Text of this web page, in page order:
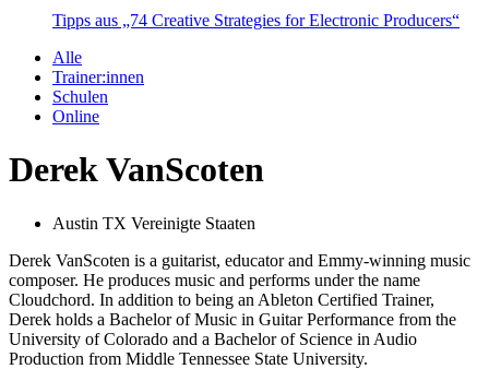
Tipps aus „74 Creative Strategies for Electronic Producers“
Alle
Trainer:innen
Schulen
Online
Derek VanScoten
Austin TX Vereinigte Staaten
Derek VanScoten is a guitarist, educator and Emmy-winning music
composer. He produces music and performs under the name
Cloudchord. In addition to being an Ableton Certified Trainer,
Derek holds a Bachelor of Music in Guitar Performance from the
University of Colorado and a Bachelor of Science in Audio
Production from Middle Tennessee State University.